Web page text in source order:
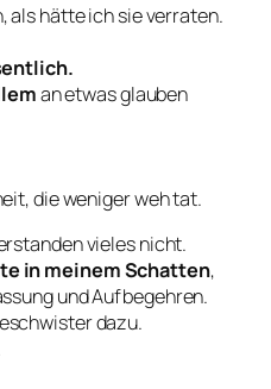
als hätte ich sie verraten.
an etwas glauben
die weniger weh tat.
vieles nicht.
in meinem Schatten,
und Aufbegehren.
dazu.